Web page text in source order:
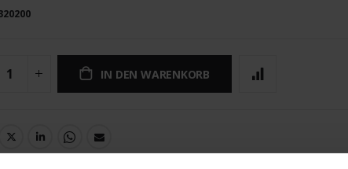
IN DEN WARENKORB